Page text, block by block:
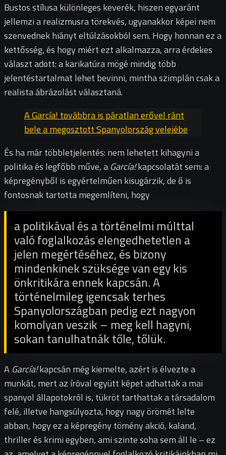
Bustos stílusa különleges keverék, hiszen egyaránt
jellemzi a realizmusra törekvés, ugyanakkor képei nem
szenvednek hiányt eltúlzásokból sem. Hogy honnan ez a
kettősség, és hogy miért ezt alkalmazza, arra érdekes
választ adott: a karikatúra mögé mindig több
jelentéstartalmat lehet bevinni, mintha szimplán csak a
realista ábrázolást választaná.
A García! továbbra is páratlan erővel ránt
bele a megosztott Spanyolország velejébe
És ha már többletjelentés: nem lehetett kihagyni a
politika és legfőbb műve, a García!kapcsolatát sem: a
képregényből is egyértelműen kisugárzik, de ő is
fontosnak tartotta megemlíteni, hogy
a politikával és a történelmi múlttal
való foglalkozás elengedhetetlen a
jelen megértéséhez, és bizony
mindenkinek szüksége van egy kis
önkritikára ennek kapcsán. A
történelmileg igencsak terhes
Spanyolországban pedig ezt nagyon
komolyan veszik – meg kell hagyni,
sokan tanulhatnák tőle, tőlük.
A García!kapcsán még kiemelte, azért is élvezte a
munkát, mert az íróval együtt képet adhattak a mai
spanyol állapotokról is, tükröt tarthattak a társadalom
felé, illetve hangsúlyozta, hogy nagy örömét lelte
abban, hogy ez a képregény tömény akció, kaland,
thriller és krimi egyben, ami szinte soha sem áll le – ez